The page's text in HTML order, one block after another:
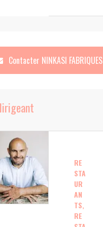
Contacter NINKASI FABRIQUES
RE
STA
UR
AN
TS,
RE